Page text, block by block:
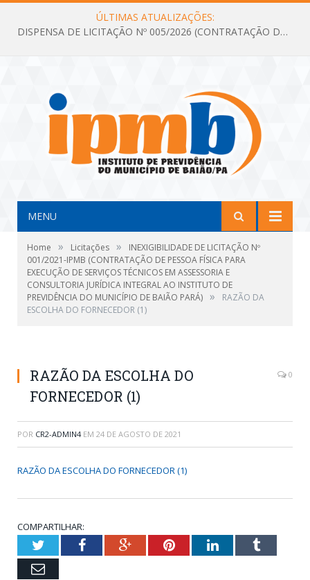
ÚLTIMAS ATUALIZAÇÕES:
DISPENSA DE LICITAÇÃO Nº 005/2026 (CONTRATAÇÃO DE SERVIÇOS TÉCNICOS DE CONSULTORIA E ASSESSORIA EM LICITAÇÃO COM ANÁLISE E ACOMPANHAMENTO DE PROCESSOS LICITATÓRIOS PARA ATENDER AS NECESSIDADES DO INSTITUTO DE PREVIDÊNCIA DO MUNICÍPIO DE BAIÃO – IPMB)
MENU
Home » Licitações »
INEXIGIBILIDADE DE LICITAÇÃO Nº
001/2021-IPMB (CONTRATAÇÃO DE PESSOA FÍSICA PARA
EXECUÇÃO DE SERVIÇOS TÉCNICOS EM ASSESSORIA E
CONSULTORIA JURÍDICA INTEGRAL AO INSTITUTO DE
PREVIDÊNCIA DO MUNICÍPIO DE BAIÃO PARÁ) »
RAZÃO DA
ESCOLHA DO FORNECEDOR (1)
RAZÃO DA ESCOLHA DO
FORNECEDOR (1)
0
POR CR2-ADMIN4 EM 24 DE AGOSTO DE 2021
RAZÃO DA ESCOLHA DO FORNECEDOR (1)
COMPARTILHAR:
TwitterFacebookGoogle+PinterestLinkedInTumblr
Email